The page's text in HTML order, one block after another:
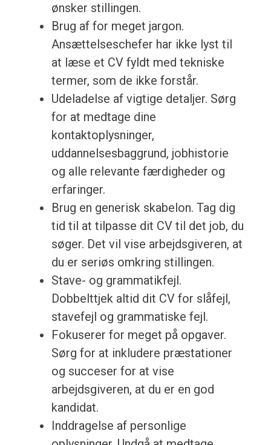
ønsker stillingen.
Brug af for meget jargon.
Ansættelseschefer har ikke lyst til
at læse et CV fyldt med tekniske
termer, som de ikke forstår.
Udeladelse af vigtige detaljer. Sørg
for at medtage dine
kontaktoplysninger,
uddannelsesbaggrund, jobhistorie
og alle relevante færdigheder og
erfaringer.
Brug en generisk skabelon. Tag dig
tid til at tilpasse dit CV til det job, du
søger. Det vil vise arbejdsgiveren, at
du er seriøs omkring stillingen.
Stave- og grammatikfejl.
Dobbelttjek altid dit CV for slåfejl,
stavefejl og grammatiske fejl.
Fokuserer for meget på opgaver.
Sørg for at inkludere præstationer
og succeser for at vise
arbejdsgiveren, at du er en god
kandidat.
Inddragelse af personlige